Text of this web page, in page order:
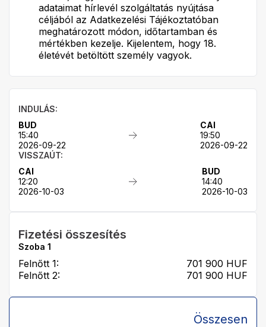
adataimat hírlevél szolgáltatás nyújtása
céljából az Adatkezelési Tájékoztatóban
meghatározott módon, időtartamban és
mértékben kezelje. Kijelentem, hogy 18.
életévét betöltött személy vagyok.
INDULÁS:
BUD
15:40
2026-09-22
CAI
19:50
2026-09-22
VISSZAÚT:
CAI
12:20
2026-10-03
BUD
14:40
2026-10-03
Fizetési összesítés
Szoba 1
Felnőtt 1: 701 900 HUF
Felnőtt 2:
701 900 HUF
Összesen